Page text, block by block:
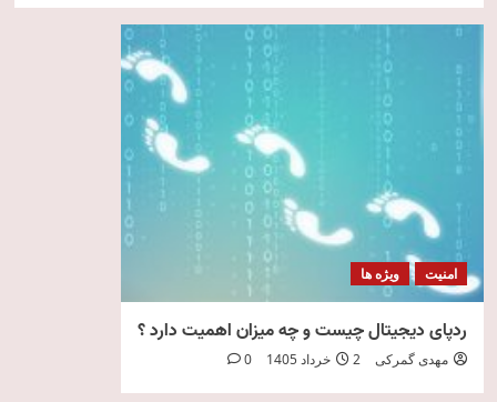
امنیت ویژه ها
ردپای دیجیتال چیست و چه میزان اهمیت دارد ؟
مهدی گمرکی 2 خرداد 1405 0